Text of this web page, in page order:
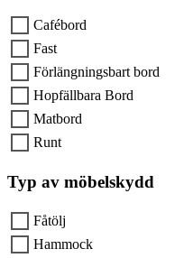
Cafébord
Fast
Förlängningsbart bord
Hopfällbara Bord
Matbord
Runt
Typ av möbelskydd
Fåtölj
Hammock